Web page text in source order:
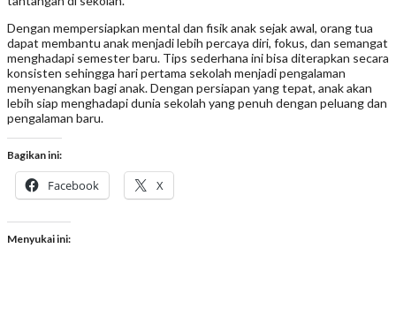
Dengan mempersiapkan mental dan fisik anak sejak awal, orang tua
dapat membantu anak menjadi lebih percaya diri, fokus, dan semangat
menghadapi semester baru. Tips sederhana ini bisa diterapkan secara
konsisten sehingga hari pertama sekolah menjadi pengalaman
menyenangkan bagi anak. Dengan persiapan yang tepat, anak akan
lebih siap menghadapi dunia sekolah yang penuh dengan peluang dan
pengalaman baru.
Bagikan ini:
Facebook X
Menyukai ini: